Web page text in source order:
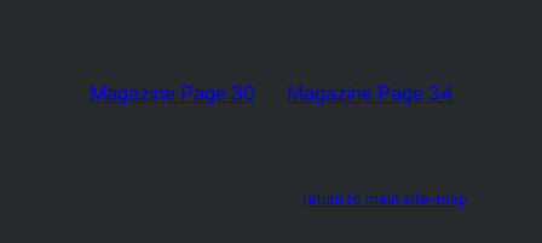
Magazine Page 30 Magazine Page 34
return to main site-map